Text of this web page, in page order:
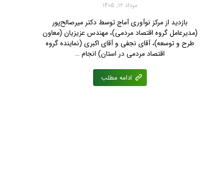
مرداد ۱۲, ۱۴۰۵
بازدید از مرکز نوآوری آماج توسط دکتر میرصالح‌پور
(مدیرعامل گروه اقتصاد مردمی)، مهندس عزیزیان (معاون
طرح و توسعه)، آقای نجفی‌ و آقای اکبری (نماینده گروه
اقتصاد مردمی در استان) انجام …
ادامه مطلب